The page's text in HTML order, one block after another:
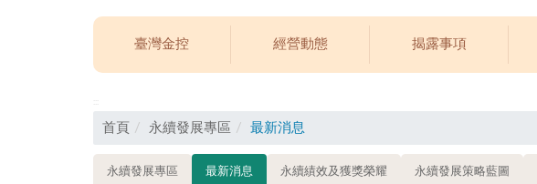
臺灣金控 經營動態 揭露事項
首頁 永續發展專區 最新消息
永續發展專區 最新消息 永續績效及獲獎榮耀 永續發展策略藍圖